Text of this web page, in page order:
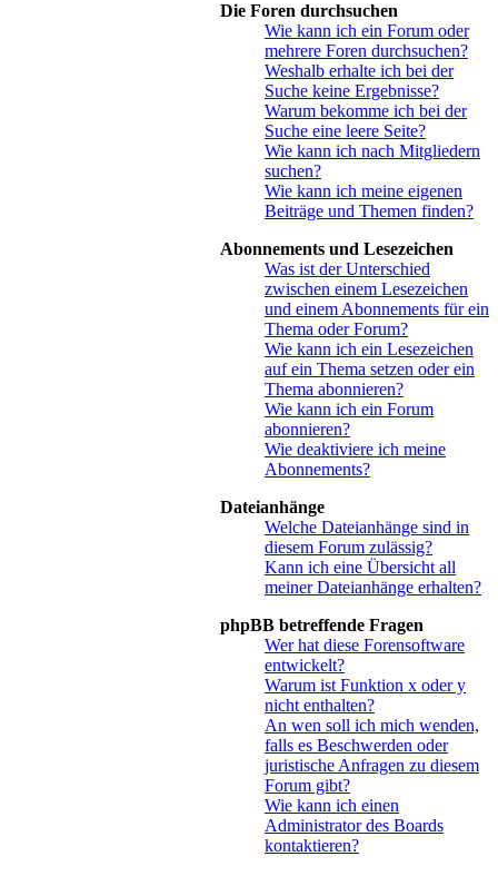
Die Foren durchsuchen
Wie kann ich ein Forum oder
mehrere Foren durchsuchen?
Weshalb erhalte ich bei der
Suche keine Ergebnisse?
Warum bekomme ich bei der
Suche eine leere Seite?
Wie kann ich nach Mitgliedern
suchen?
Wie kann ich meine eigenen
Beiträge und Themen finden?
Abonnements und Lesezeichen
Was ist der Unterschied
zwischen einem Lesezeichen
und einem Abonnements für ein
Thema oder Forum?
Wie kann ich ein Lesezeichen
auf ein Thema setzen oder ein
Thema abonnieren?
Wie kann ich ein Forum
abonnieren?
Wie deaktiviere ich meine
Abonnements?
Dateianhänge
Welche Dateianhänge sind in
diesem Forum zulässig?
Kann ich eine Übersicht all
meiner Dateianhänge erhalten?
phpBB betreffende Fragen
Wer hat diese Forensoftware
entwickelt?
Warum ist Funktion x oder y
nicht enthalten?
An wen soll ich mich wenden,
falls es Beschwerden oder
juristische Anfragen zu diesem
Forum gibt?
Wie kann ich einen
Administrator des Boards
kontaktieren?